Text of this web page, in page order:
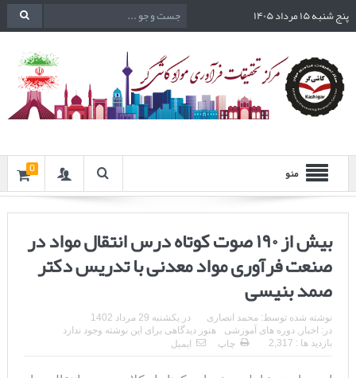
پنج شنبه ۱۵ مرداد ۱۴۰۵
منو 0
بیش از ۱۹۰ صوت کوتاه درس انتقال مواد در
صنعت فرآوری مواد معدنی با تدریس دکتر
صمد بنیسی
نوشته شده توسط: محمد انصاری در یکشنبه 29 مرداد 1402
در: اخبار , دوره های آموزشی
هنوز دیدگاهی برای این نوشته وجود ندارد
بازدید ها : 2,317
چاپ ایمیل